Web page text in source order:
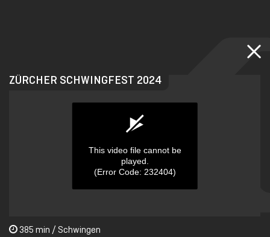
seconds
This video file cannot be
played.
(Error Code: 232404)
ZÜRCHER SCHWINGFEST 2024
385 min / Schwingen